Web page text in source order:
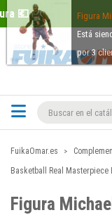
FuikaOmar.es
Basketball Real Masterpiece
Figura
Está
por 3